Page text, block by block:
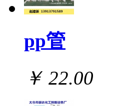
pp管
￥ 22.00